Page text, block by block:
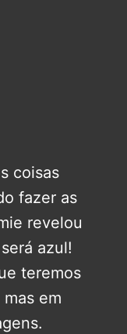
coisas
fazer as
revelou
azul!
teremos
em